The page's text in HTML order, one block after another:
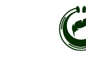
Panneau de gestion